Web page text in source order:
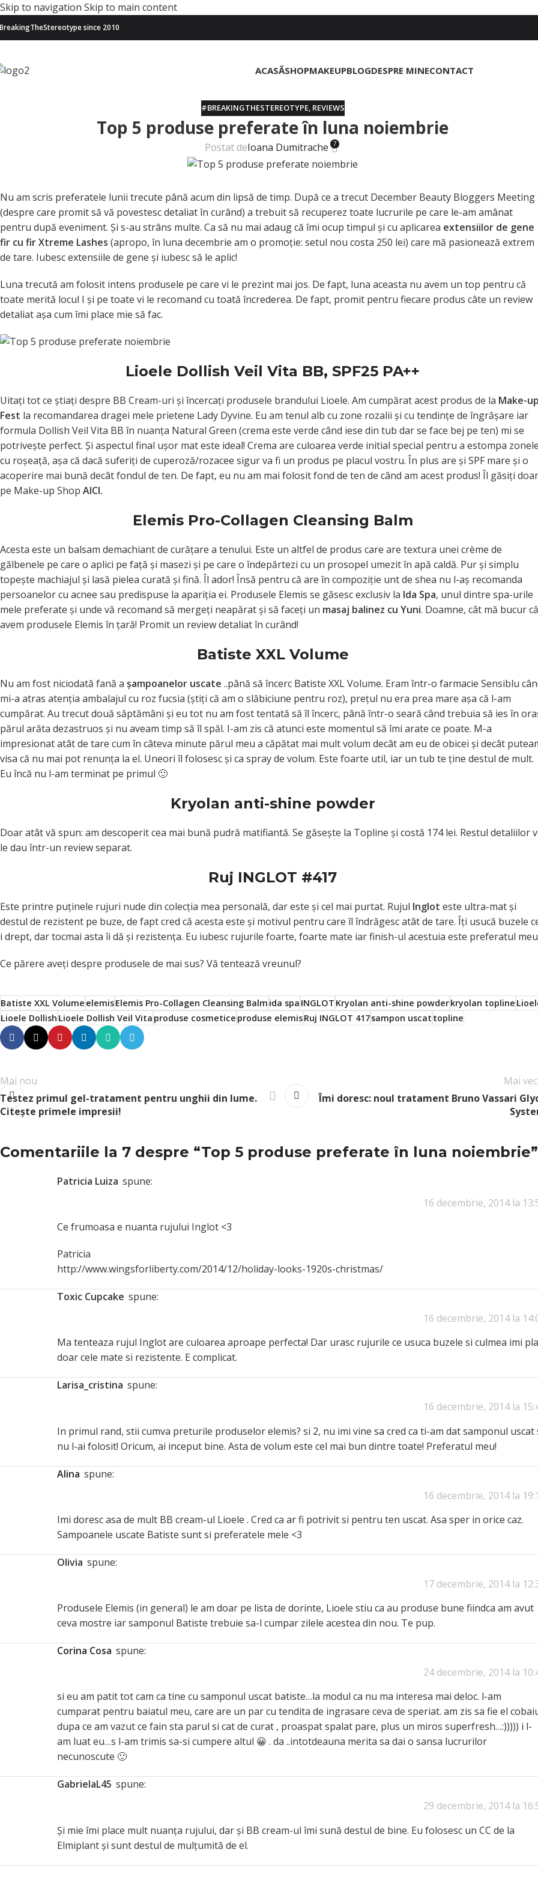
Skip to navigation Skip to main content
since 2010
ACASĂSHOPMAKEUPBLOGDESPRE MINECONTACT
#BREAKINGTHESTEREOTYPE, REVIEWS
Top 5 produse preferate în luna noiembrie
Postat deIoana Dumitrache 7
Nu am scris preferatele lunii trecute până acum din lipsă de timp. După ce a trecut December Beauty Bloggers Meeting
(despre care promit să vă povestesc detaliat în curând) a trebuit să recuperez toate lucrurile pe care le-am amânat
pentru după eveniment. Şi s-au strâns multe. Ca să nu mai adaug că îmi ocup timpul şi cu aplicarea extensiilor de gene
fir cu fir Xtreme Lashes (apropo, în luna decembrie am o promoţie: setul nou costa 250 lei) care mă pasionează extrem
de tare. Iubesc extensiile de gene şi iubesc să le aplic!
Luna trecută am folosit intens produsele pe care vi le prezint mai jos. De fapt, luna aceasta nu avem un top pentru că
toate merită locul I şi pe toate vi le recomand cu toată încrederea. De fapt, promit pentru fiecare produs câte un review
detaliat aşa cum îmi place mie să fac.
Lioele Dollish Veil Vita BB, SPF25 PA++
Uitaţi tot ce ştiaţi despre BB Cream-uri şi încercaţi produsele brandului Lioele. Am cumpărat acest produs de la Make-up
Fest la recomandarea dragei mele prietene Lady Dyvine. Eu am tenul alb cu zone rozalii şi cu tendinţe de îngrăşare iar
formula Dollish Veil Vita BB în nuanţa Natural Green (crema este verde când iese din tub dar se face bej pe ten) mi se
potriveşte perfect. Şi aspectul final uşor mat este ideal! Crema are culoarea verde initial special pentru a estompa zonele
cu roşeaţă, aşa că dacă suferiţi de cuperoză/rozacee sigur va fi un produs pe placul vostru. În plus are şi SPF mare şi o
acoperire mai bună decât fondul de ten. De fapt, eu nu am mai folosit fond de ten de când am acest produs! Îl găsiţi doar
pe Make-up Shop AICI.
Elemis Pro-Collagen Cleansing Balm
Acesta este un balsam demachiant de curăţare a tenului. Este un altfel de produs care are textura unei crème de
gălbenele pe care o aplici pe faţă şi masezi şi pe care o îndepărtezi cu un prosopel umezit în apă caldă. Pur şi simplu
topeşte machiajul şi lasă pielea curată şi fină. Îl ador! Însă pentru că are în compoziţie unt de shea nu l-aş recomanda
persoanelor cu acnee sau predispuse la apariţia ei. Produsele Elemis se găsesc exclusiv la Ida Spa, unul dintre spa-urile
mele preferate şi unde vă recomand să mergeţi neapărat şi să faceţi un masaj balinez cu Yuni. Doamne, cât mă bucur că
avem produsele Elemis în ţară! Promit un review detaliat în curând!
Batiste XXL Volume
Nu am fost niciodată fană a şampoanelor uscate ..până să încerc Batiste XXL Volume. Eram într-o farmacie Sensiblu
mi-a atras atenţia ambalajul cu roz fucsia (ştiţi că am o slăbiciune pentru roz), preţul nu era prea mare aşa că l-am
cumpărat. Au trecut două săptămâni şi eu tot nu am fost tentată să îl încerc, până într-o seară când trebuia să ies în
părul arăta dezastruos şi nu aveam timp să îl spăl. I-am zis că atunci este momentul să îmi arate ce poate. M-a
impresionat atât de tare cum în câteva minute părul meu a căpătat mai mult volum decât am eu de obicei şi decât
visa că nu mai pot renunţa la el. Uneori îl folosesc şi ca spray de volum. Este foarte util, iar un tub te ţine destul de mult.
Eu încă nu l-am terminat pe primul 🙂
Kryolan anti-shine powder
Doar atât vă spun: am descoperit cea mai bună pudră matifiantă. Se găseşte la Topline şi costă 174 lei. Restul detaliilor
le dau într-un review separat.
Ruj INGLOT #417
Este printre puţinele rujuri nude din colecţia mea personală, dar este şi cel mai purtat. Rujul Inglot este ultra-mat şi
destul de rezistent pe buze, de fapt cred că acesta este şi motivul pentru care îl îndrăgesc atât de tare. Îţi usucă buzele
i drept, dar tocmai asta îi dă şi rezistenţa. Eu iubesc rujurile foarte, foarte mate iar finish-ul acestuia este preferatul
Ce părere aveţi despre produsele de mai sus? Vă tentează vreunul?
Batiste XXL VolumeelemisElemis Pro-Collagen Cleansing Balmida spaINGLOTKryolan anti-shine powderkryolan topline
Lioele DollishLioele Dollish Veil Vitaproduse cosmeticeproduse elemisRuj INGLOT 417sampon uscattopline
Mai nou
Testez primul gel-tratament pentru unghii din lume.
Citeşte primele impresii!
Mai
Îmi doresc: noul tratament Bruno Vassari
Comentariile la 7 despre “Top 5 produse preferate în luna noiembrie”
Patricia Luiza spune:
16 decembrie, 2014 la
Ce frumoasa e nuanta rujului Inglot <3
Patricia
http://www.wingsforliberty.com/2014/12/holiday-looks-1920s-christmas/
Toxic Cupcake spune:
16 decembrie, 2014 la
Ma tenteaza rujul Inglot are culoarea aproape perfecta! Dar urasc rujurile ce usuca buzele si culmea imi
doar cele mate si rezistente. E complicat.
larisa_cristina spune:
16 decembrie, 2014 la
In primul rand, stii cumva preturile produselor elemis? si 2, nu imi vine sa cred ca ti-am dat samponul uscat
nu l-ai folosit! Oricum, ai inceput bine. Asta de volum este cel mai bun dintre toate! Preferatul meu!
Alina spune:
16 decembrie, 2014 la
Imi doresc asa de mult BB cream-ul Lioele . Cred ca ar fi potrivit si pentru ten uscat. Asa sper in orice caz.
Sampoanele uscate Batiste sunt si preferatele mele <3
Olivia spune:
17 decembrie, 2014 la
Produsele Elemis (in general) le am doar pe lista de dorinte, Lioele stiu ca au produse bune fiindca am avut
ceva mostre iar samponul Batiste trebuie sa-l cumpar zilele acestea din nou. Te pup.
Corina Cosa spune:
24 decembrie, 2014 la
si eu am patit tot cam ca tine cu samponul uscat batiste…la modul ca nu ma interesa mai deloc. l-am
cumparat pentru baiatul meu, care are un par cu tendita de ingrasare ceva de speriat. am zis sa fie el
dupa ce am vazut ce fain sta parul si cat de curat , proaspat spalat pare, plus un miros superfresh…:))))) i l-
am luat eu…s l-am trimis sa-si cumpere altul 😀 . da ..intotdeauna merita sa dai o sansa lucrurilor
necunoscute 🙂
GabrielaL45 spune:
29 decembrie, 2014 la
Și mie îmi place mult nuanța rujului, dar și BB cream-ul îmi sună destul de bine. Eu folosesc un CC de la
Elmiplant și sunt destul de mulțumită de el.